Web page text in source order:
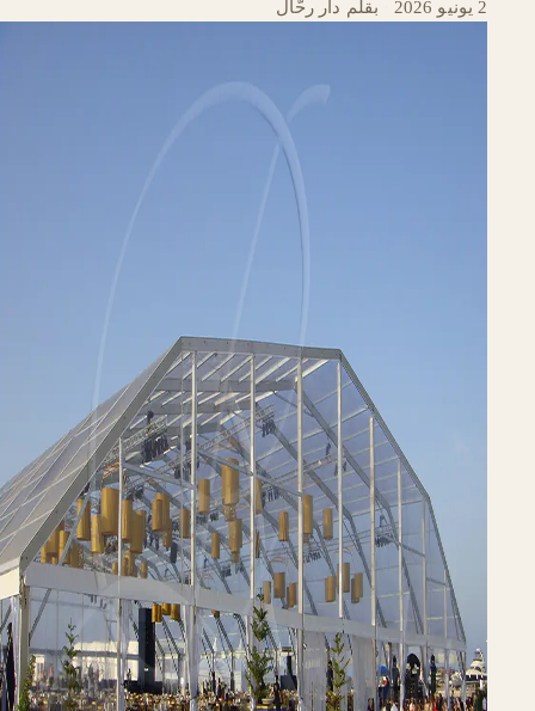
2 يونيو 2026 بقلم دار رحّال